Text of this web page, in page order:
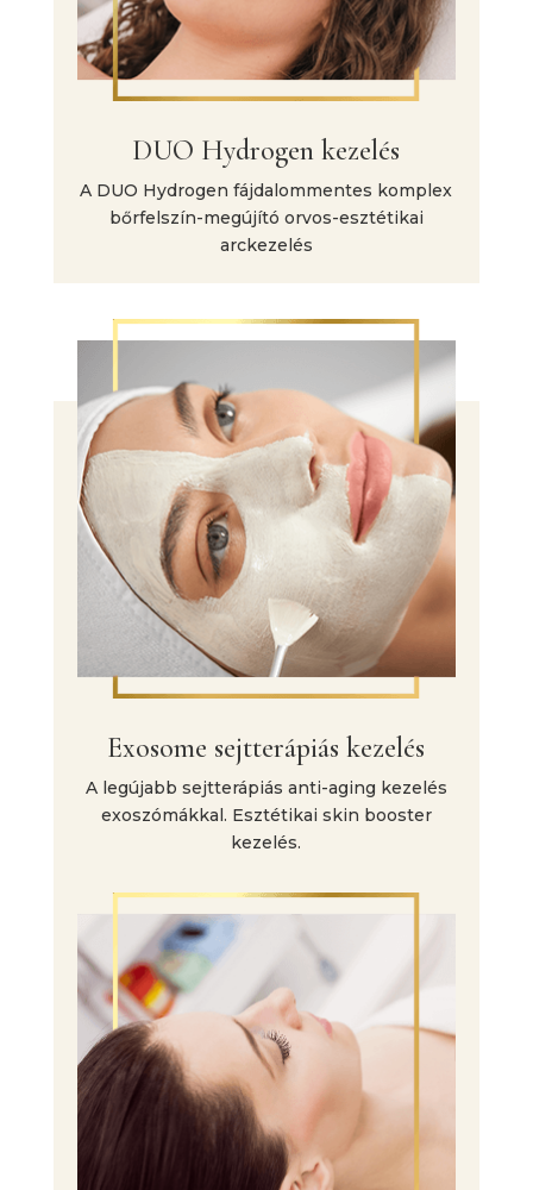
DUO Hydrogen kezelés
A DUO Hydrogen fájdalommentes komplex
bőrfelszín-megújító orvos-esztétikai
arckezelés
Exosome sejtterápiás kezelés
A legújabb sejtterápiás anti-aging kezelés
exoszómákkal. Esztétikai skin booster
kezelés.